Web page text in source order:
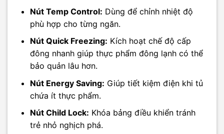
Nút Temp Control: Dùng để chỉnh nhiệt độ
phù hợp cho từng ngăn.
Nút Quick Freezing: Kích hoạt chế độ cấp
đông nhanh giúp thực phẩm đông lạnh có thể
bảo quản lâu hơn.
Nút Energy Saving: Giúp tiết kiệm điện khi tủ
chứa ít thực phẩm.
Nút Child Lock: Khóa bảng điều khiển tránh
trẻ nhỏ nghịch phá.